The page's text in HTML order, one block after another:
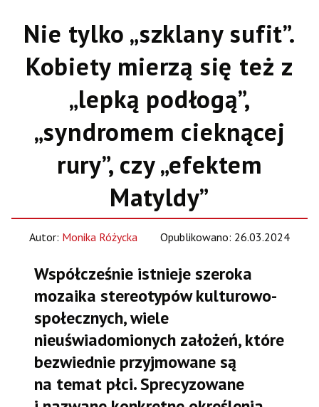
Nie tylko „szklany sufit”.
Kobiety mierzą się też z
„lepką podłogą”,
„syndromem cieknącej
rury”, czy „efektem
Matyldy”
Autor: Monika Różycka Opublikowano: 26.03.2024
Współcześnie istnieje szeroka
mozaika stereotypów kulturowo-
społecznych, wiele
nieuświadomionych założeń, które
bezwiednie przyjmowane są
na temat płci. Sprecyzowane